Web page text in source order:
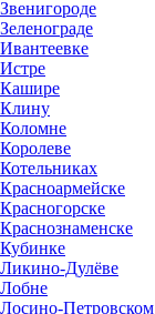
Дулёве
Петровском